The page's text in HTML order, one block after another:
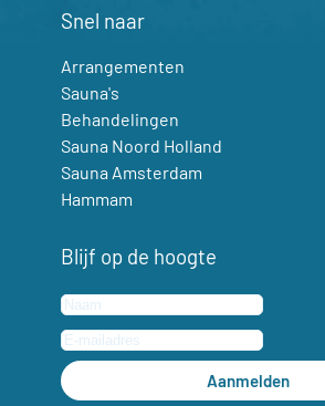
Snel naar
Arrangementen
Sauna's
Behandelingen
Sauna Noord Holland
Sauna Amsterdam
Hammam
Blijf op de hoogte
Aanmelden